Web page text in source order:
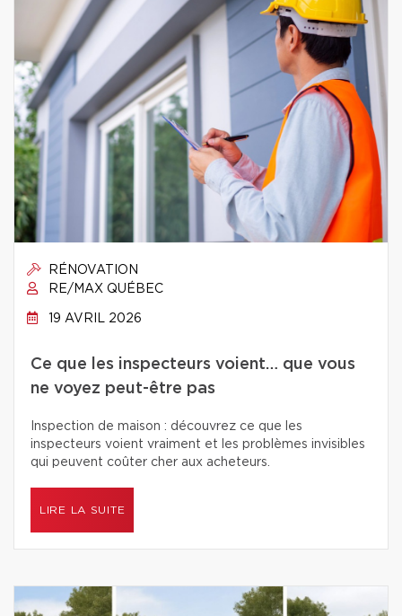
RÉNOVATION
RE/MAX QUÉBEC
19 AVRIL 2026
Ce que les inspecteurs voient… que vous
ne voyez peut-être pas
Inspection de maison : découvrez ce que les
inspecteurs voient vraiment et les problèmes invisibles
qui peuvent coûter cher aux acheteurs.
LIRE LA SUITE